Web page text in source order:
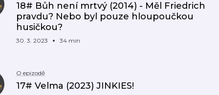
18# Bůh není mrtvý (2014) - Měl Friedrich
pravdu? Nebo byl pouze hloupoučkou
husičkou?
30. 3. 2023 34 min
O epizodě
17# Velma (2023) JINKIES!